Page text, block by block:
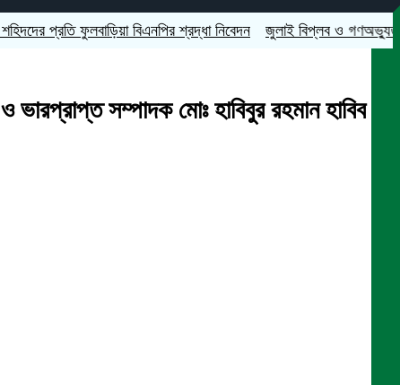
ফুলবাড়িয়া বিএনপির শ্রদ্ধা নিবেদন
জুলাই বিপ্লব ও গণঅভ্যুত্থান দিবস
ভারপ্রাপ্ত সম্পাদক মোঃ হাবিবুর রহমান হাবিব